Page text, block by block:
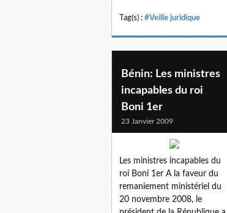
Tag(s) : #Veille juridique
Bénin: Les ministres
incapables du roi
Boni 1er
23 Janvier 2009
Les ministres incapables du
roi Boni 1er A la faveur du
remaniement ministériel du
20 novembre 2008, le